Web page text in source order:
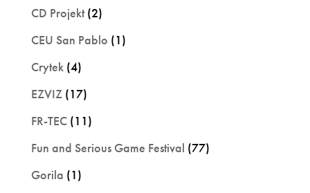
CD Projekt(2)
CEU San Pablo (1)
Crytek(4)
EZVIZ(17)
FR-TEC(11)
Fun and Serious Game Festival (77)
Gorila (1)